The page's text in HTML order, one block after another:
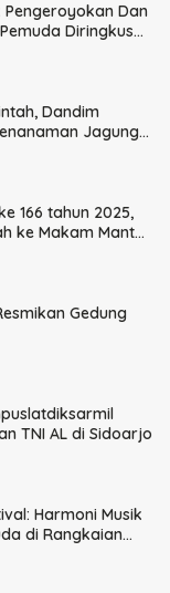
Dan
Diringkus
Dandim
Jagung
166 tahun 2025,
ke Makam Mantan
Gedung
TNI AL di Sidoarjo
Harmoni Musik
di Rangkaian